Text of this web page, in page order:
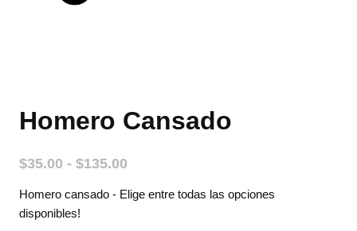
Homero Cansado
$35.00 - $135.00
precios:
Homero cansado - Elige entre todas las opciones
disponibles!